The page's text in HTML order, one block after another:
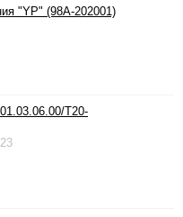
"YP" (98A-202001)
T20-